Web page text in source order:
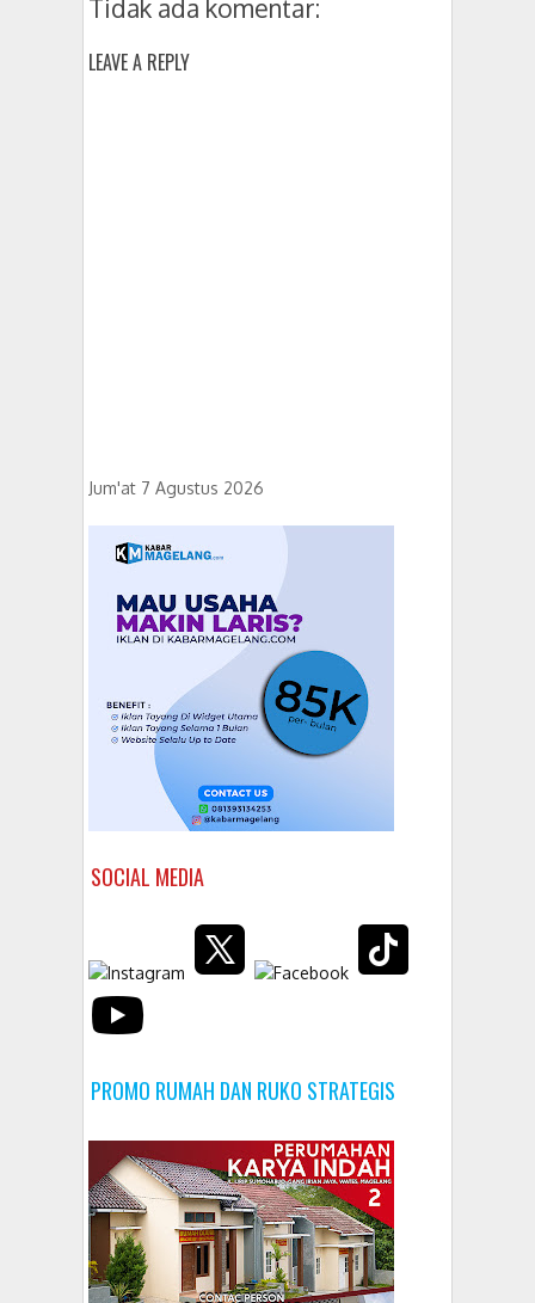
Tidak ada komentar:
LEAVE A REPLY
Jum'at 7 Agustus 2026
SOCIAL MEDIA
PROMO RUMAH DAN RUKO STRATEGIS